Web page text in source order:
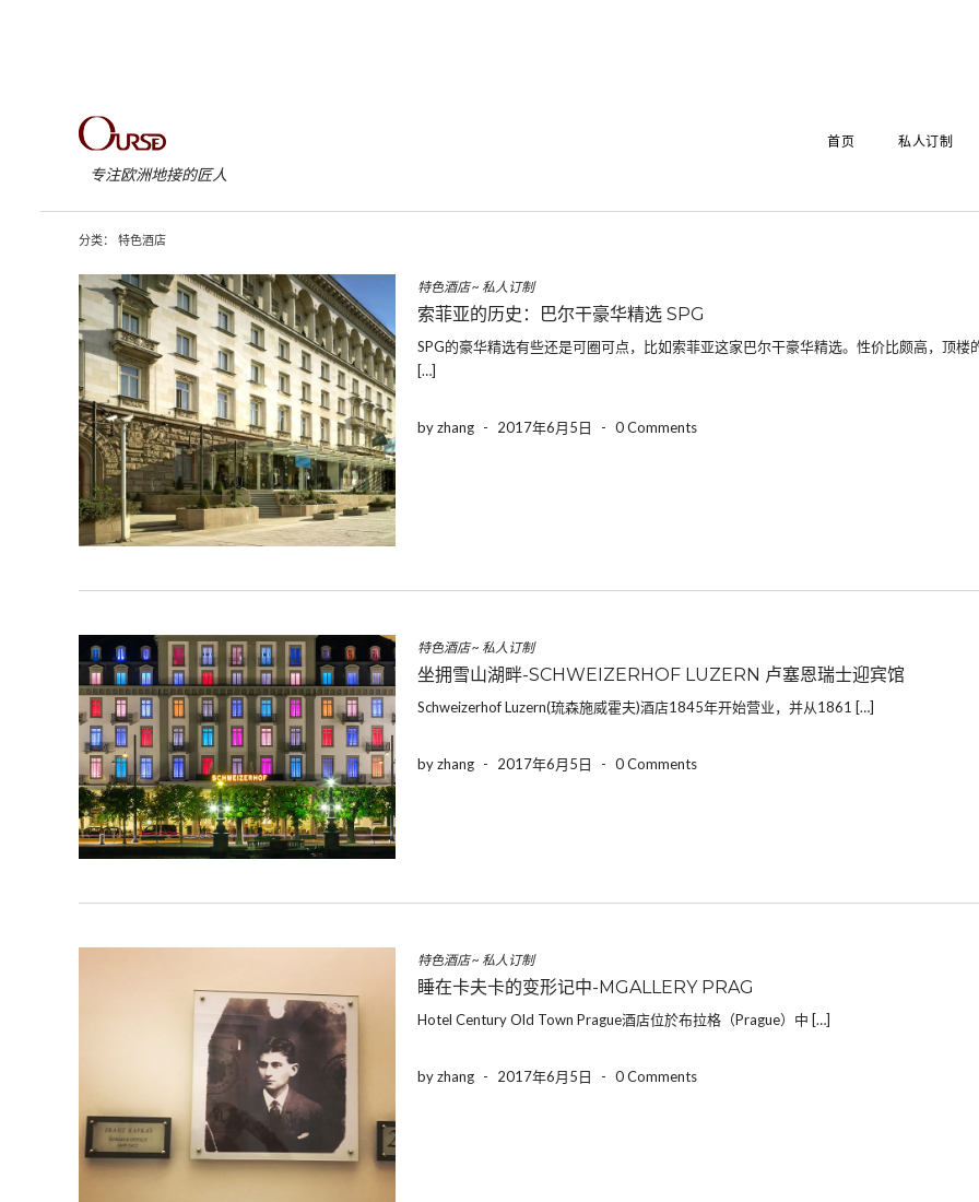
专注欧洲地接的匠人
首页 私人订制
分类： 特色酒店
特色酒店~ 私人订制
索菲亚的历史：巴尔干豪华精选 SPG
SPG的豪华精选有些还是可圈可点，比如索菲亚这家巴尔干豪华精选。性价比颇高，顶楼
[…]
by zhang - 2017年6月5日 - 0 Comments
特色酒店~ 私人订制
坐拥雪山湖畔-SCHWEIZERHOF LUZERN 卢塞恩瑞士迎宾馆
Schweizerhof Luzern(琉森施威霍夫)酒店1845年开始营业，并从1861 […]
by zhang - 2017年6月5日 - 0 Comments
特色酒店~ 私人订制
睡在卡夫卡的变形记中-MGALLERY PRAG
Hotel Century Old Town Prague酒店位於布拉格（Prague）中 […]
by zhang - 2017年6月5日 - 0 Comments